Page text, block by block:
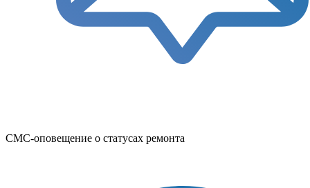
СМС-оповещение о статусах ремонта